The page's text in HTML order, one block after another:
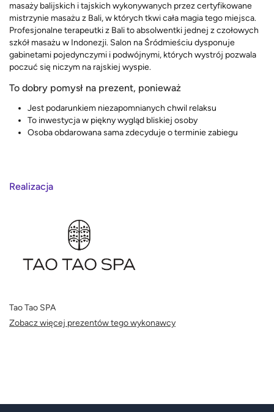
masaży balijskich i tajskich wykonywanych przez certyfikowane
mistrzynie masażu z Bali, w których tkwi cała magia tego miejsca.
Profesjonalne terapeutki z Bali to absolwentki jednej z czołowych
szkół masażu w Indonezji. Salon na Śródmieściu dysponuje
gabinetami pojedynczymi i podwójnymi, których wystrój pozwala
poczuć się niczym na rajskiej wyspie.
To dobry pomysł na prezent, ponieważ
Jest podarunkiem niezapomnianych chwil relaksu
To inwestycja w piękny wygląd bliskiej osoby
Osoba obdarowana sama zdecyduje o terminie zabiegu
Realizacja
Tao Tao SPA
Zobacz więcej prezentów tego wykonawcy